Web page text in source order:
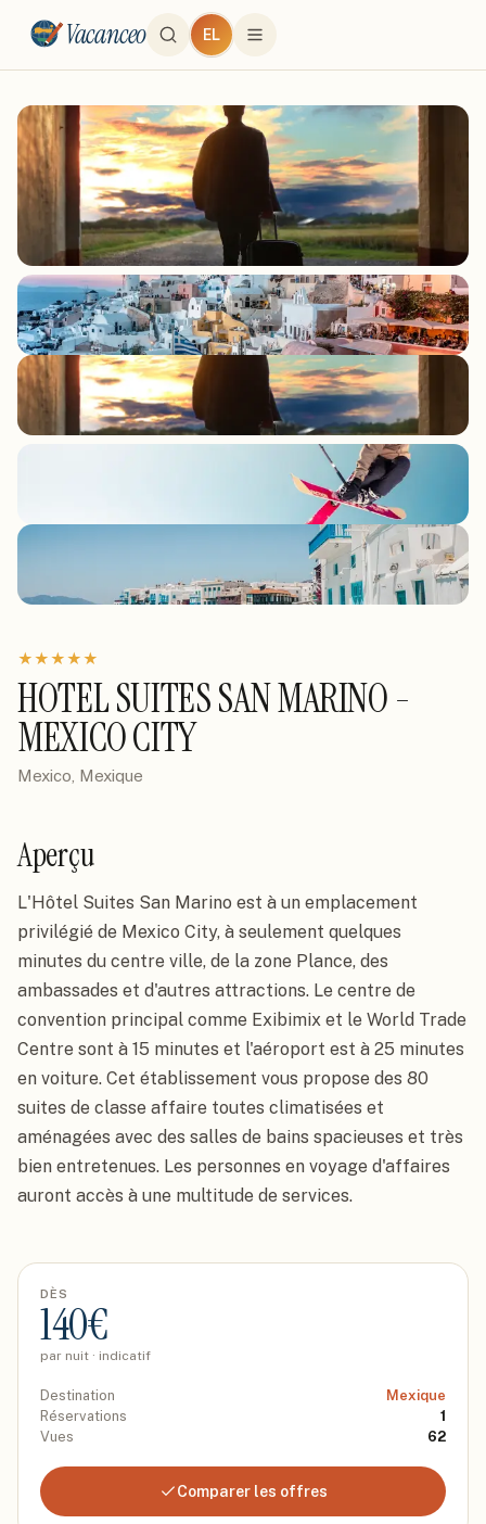
Vacanceo EL
★★★★★
HOTEL SUITES SAN MARINO -
MEXICO CITY
Mexico, Mexique
Aperçu
L'Hôtel Suites San Marino est à un emplacement
privilégié de Mexico City, à seulement quelques
minutes du centre ville, de la zone Plance, des
ambassades et d'autres attractions. Le centre de
convention principal comme Exibimix et le World Trade
Centre sont à 15 minutes et l'aéroport est à 25 minutes
en voiture. Cet établissement vous propose des 80
suites de classe affaire toutes climatisées et
aménagées avec des salles de bains spacieuses et très
bien entretenues. Les personnes en voyage d'affaires
auront accès à une multitude de services.
DÈS
140€
par nuit · indicatif
Destination
Mexique
Réservations
1
Vues
62
Comparer les offres